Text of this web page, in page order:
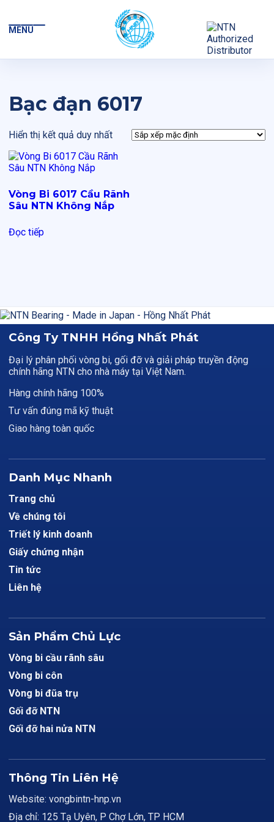
MENU
Bạc đạn 6017
Hiển thị kết quả duy nhất
Vòng Bi 6017 Cầu Rãnh
Sâu NTN Không Nắp
Đọc tiếp
Công Ty TNHH Hồng Nhất Phát
Đại lý phân phối vòng bi, gối đỡ và giải pháp truyền động
chính hãng NTN cho nhà máy tại Việt Nam.
Hàng chính hãng 100%
Tư vấn đúng mã kỹ thuật
Giao hàng toàn quốc
Danh Mục Nhanh
Trang chủ
Về chúng tôi
Triết lý kinh doanh
Giấy chứng nhận
Tin tức
Liên hệ
Sản Phẩm Chủ Lực
Vòng bi cầu rãnh sâu
Vòng bi côn
Vòng bi đũa trụ
Gối đỡ NTN
Gối đỡ hai nửa NTN
Thông Tin Liên Hệ
Website: vongbintn-hnp.vn
Địa chỉ: 125 Tạ Uyên, P Chợ Lớn, TP HCM